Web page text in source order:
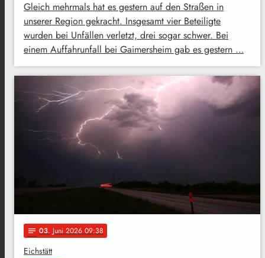
Gleich mehrmals hat es gestern auf den Straßen in
unserer Region gekracht. Insgesamt vier Beteiligte
wurden bei Unfällen verletzt, drei sogar schwer. Bei
einem Auffahrunfall bei Gaimersheim gab es gestern …
notes 03. Juni 2026 09:38
Eichstätt